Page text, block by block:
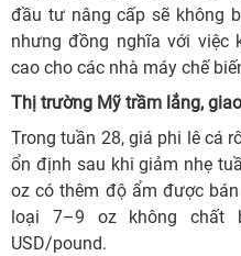
đầu tư nâng cấp sẽ không
nhưng đồng nghĩa với việc
cao cho các nhà máy chế
Thị trường Mỹ trầm lắng,
Trong tuần 28, giá phi lê cá
ổn định sau khi giảm nhẹ
oz có thêm độ ẩm được
loại 7–9 oz không chất
USD/pound.